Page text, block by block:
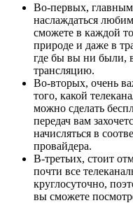
Во-первых, главным
наслаждаться
сможете в каждой
природе и даже в
где бы вы ни были,
трансляцию.
Во-вторых, очень
того, какой
можно сделать
передач вам
начисляться в
провайдера.
В-третьих, стоит
почти все
круглосуточно,
вы сможете